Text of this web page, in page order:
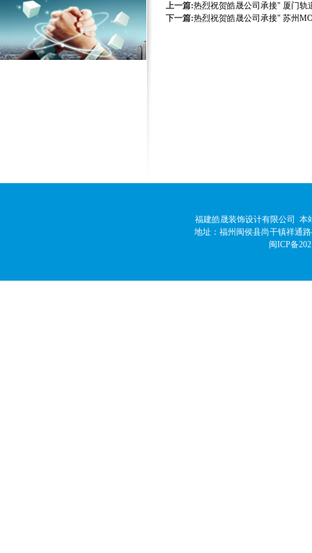
上一篇:热烈祝贺皓晟公司承接" 厦门轨
下一篇:热烈祝贺皓晟公司承接" 苏州
福建皓晟装饰设计有限公司 本
地址：福州闽侯县尚干镇祥通
闽ICP备